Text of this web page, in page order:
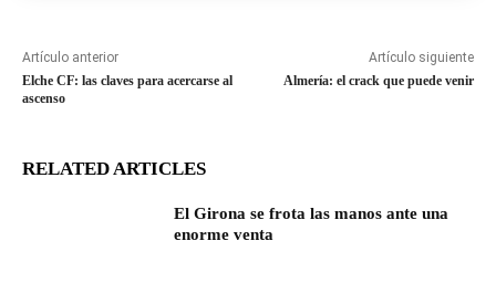
Artículo anterior
Elche CF: las claves para acercarse al
ascenso
Artículo siguiente
Almería: el crack que puede venir
RELATED ARTICLES
El Girona se frota las manos ante una
enorme venta